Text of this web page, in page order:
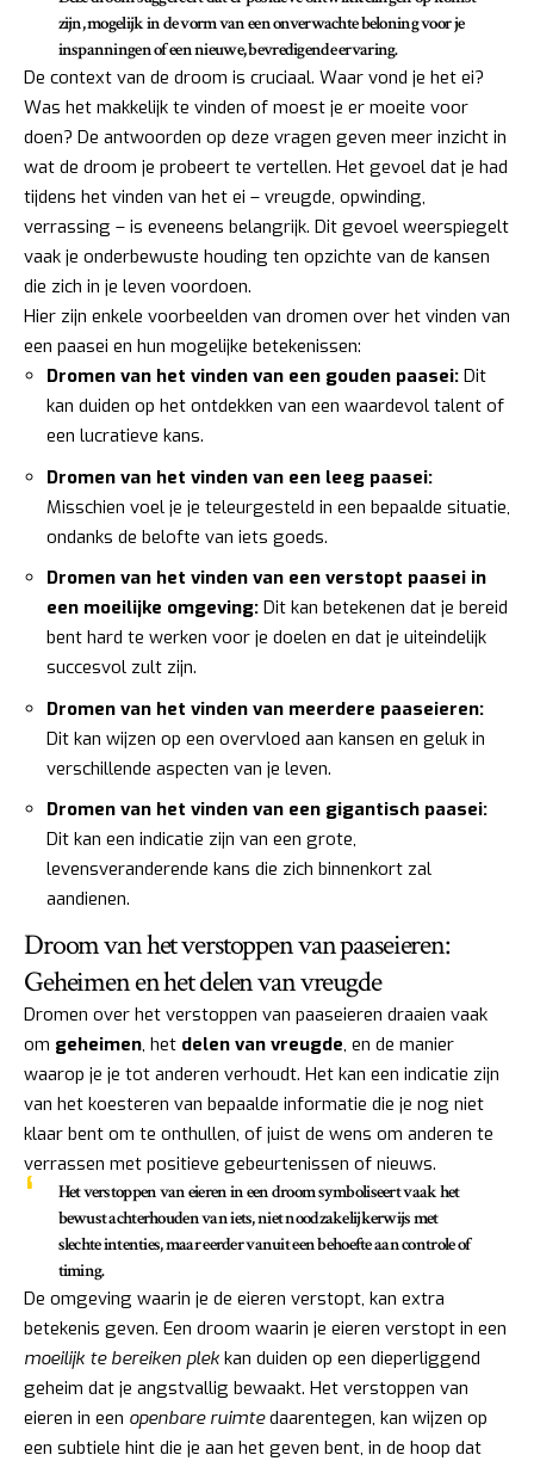
zijn, mogelijk in de vorm van een onverwachte beloning voor je
inspanningen of een nieuwe, bevredigende ervaring.
De context van de droom is cruciaal. Waar vond je het ei?
Was het makkelijk te vinden of moest je er moeite voor
doen? De antwoorden op deze vragen geven meer inzicht in
wat de droom je probeert te vertellen. Het gevoel dat je had
tijdens het vinden van het ei – vreugde, opwinding,
verrassing – is eveneens belangrijk. Dit gevoel weerspiegelt
vaak je onderbewuste houding ten opzichte van de kansen
die zich in je leven voordoen.
Hier zijn enkele voorbeelden van dromen over het vinden van
een paasei en hun mogelijke betekenissen:
Dromen van het vinden van een gouden paasei: Dit
kan duiden op het ontdekken van een waardevol talent of
een lucratieve kans.
Dromen van het vinden van een leeg paasei:
Misschien voel je je teleurgesteld in een bepaalde situatie,
ondanks de belofte van iets goeds.
Dromen van het vinden van een verstopt paasei in
een moeilijke omgeving: Dit kan betekenen dat je bereid
bent hard te werken voor je doelen en dat je uiteindelijk
succesvol zult zijn.
Dromen van het vinden van meerdere paaseieren:
Dit kan wijzen op een overvloed aan kansen en geluk in
verschillende aspecten van je leven.
Dromen van het vinden van een gigantisch paasei:
Dit kan een indicatie zijn van een grote,
levensveranderende kans die zich binnenkort zal
aandienen.
Droom van het verstoppen van paaseieren:
Geheimen en het delen van vreugde
Dromen over het verstoppen van paaseieren draaien vaak
om geheimen, het delen van vreugde, en de manier
waarop je je tot anderen verhoudt. Het kan een indicatie zijn
van het koesteren van bepaalde informatie die je nog niet
klaar bent om te onthullen, of juist de wens om anderen te
verrassen met positieve gebeurtenissen of nieuws.
Het verstoppen van eieren in een droom symboliseert vaak het
bewust achterhouden van iets, niet noodzakelijkerwijs met
slechte intenties, maar eerder vanuit een behoefte aan controle of
timing.
De omgeving waarin je de eieren verstopt, kan extra
betekenis geven. Een droom waarin je eieren verstopt in een
moeilijk te bereiken plek kan duiden op een dieperliggend
geheim dat je angstvallig bewaakt. Het verstoppen van
eieren in een openbare ruimtedaarentegen, kan wijzen op
een subtiele hint die je aan het geven bent, in de hoop dat